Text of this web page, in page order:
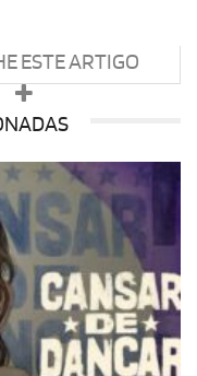
ESTE ARTIGO